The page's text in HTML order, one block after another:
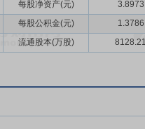
每股净资产(元)
3.8973
每股公积金(元)
1.3786
流通股本(万股)